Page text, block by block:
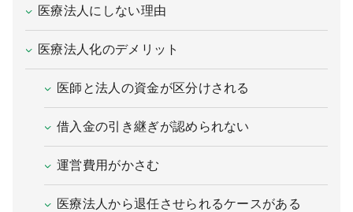
医療法人にしない理由
医療法人化のデメリット
医師と法人の資金が区分けされる
借入金の引き継ぎが認められない
運営費用がかさむ
医療法人から退任させられるケースがある